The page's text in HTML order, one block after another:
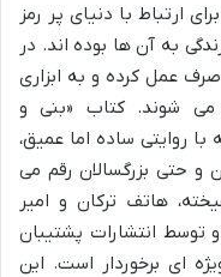
ارتباط با دنیای پر رمز
به آن ها بوده اند. در
صرف عمل کرده و به ابزاری
می شوند. کتاب «بنی و
روایتی ساده اما عمیق،
و حتی بزرگسالان رقم می
هاتف ترکان و امیر
توسط انتشارات پشتیبان
ای برخوردار است. این